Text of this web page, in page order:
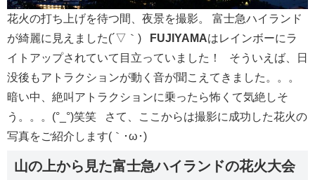
花火の打ち上げを待つ間、夜景を撮影。 富士急ハイランド
が綺麗に見えました(´▽｀)
FUJIYAMAはレインボーにラ
イトアップされていて目立っていました！ そういえば、日
没後もアトラクションが動く音が聞こえてきました。。。
暗い中、絶叫アトラクションに乗ったら怖くて気絶しそ
う。。。(°_°)笑笑 さて、ここからは撮影に成功した花火の
写真をご紹介します(｀･ω･)
山の上から見た富士急ハイランドの花火大会